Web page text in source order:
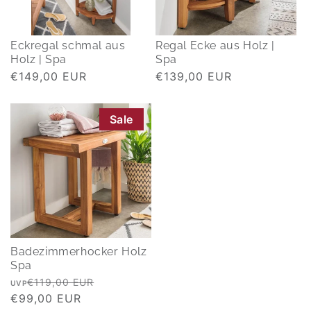
Eckregal schmal aus
Holz | Spa
Normaler
€149,00 EUR
Regal Ecke aus Holz |
Spa
Normaler
€139,00 EUR
Badezimmerhocker Holz
Spa
Normaler
Preis
UVP€119,00 EUR
€99,00 EUR
Sale